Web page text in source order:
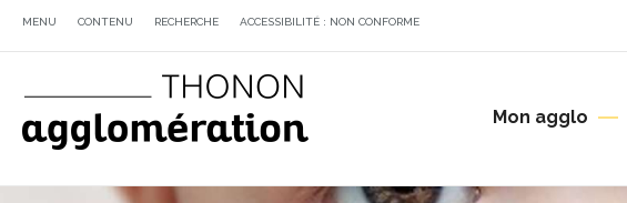
MENU CONTENU RECHERCHE ACCESSIBILITÉ : NON CONFORME
Mon agglo